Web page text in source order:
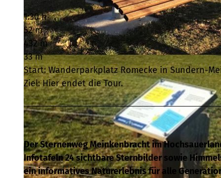
© Wi.Sta Sundern-Sorpesee GmbH |
1:30 h
52 m
432 m
33 m
Start: Wanderparkplatz Romecke in Sundern-
Ziel: Hier endet die Tour.
Der Sternenweg Meinkenbracht im
Infotafeln 24 sichtbare Sternbilder sowie
ein informatives Naturerlebnis für alle